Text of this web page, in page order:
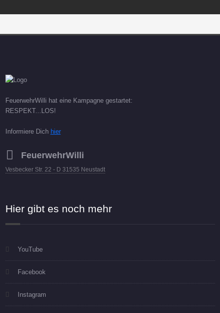
FeuerwehrWilli hat eine Kampagne gestartet:
RESPEKT...LOS!
Informiere Dich hier
FeuerwehrWilli
Vesbecker Str. 22 - D 31535 Neustadt
Hier gibt es noch mehr
YouTube
Facebook
Instagram